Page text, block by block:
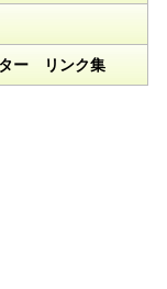
ー リンク集